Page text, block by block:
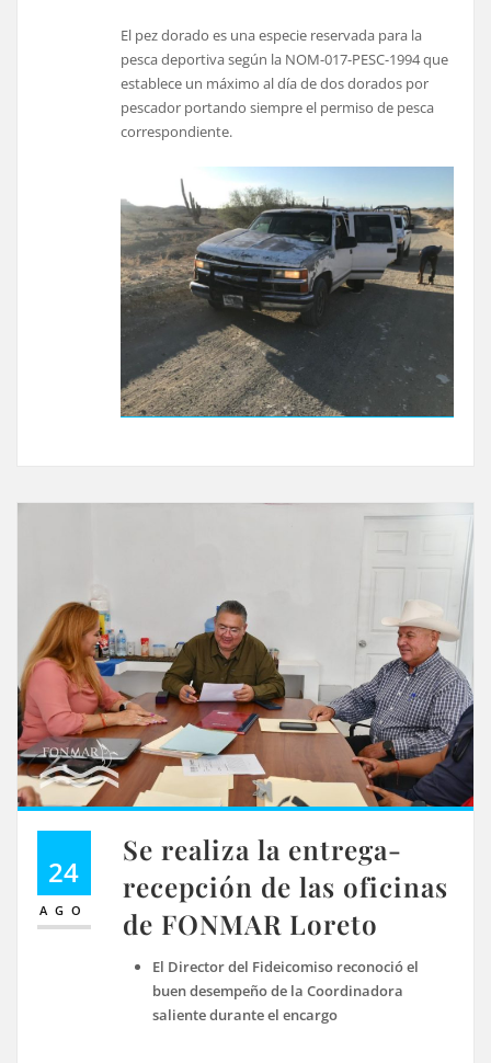
El pez dorado es una especie reservada para la
pesca deportiva según la NOM-017-PESC-1994 que
establece un máximo al día de dos dorados por
pescador portando siempre el permiso de pesca
correspondiente.
24
AGO
Se realiza la entrega-
recepción de las oficinas
de FONMAR Loreto
El Director del Fideicomiso reconoció el
buen desempeño de la Coordinadora
saliente durante el encargo